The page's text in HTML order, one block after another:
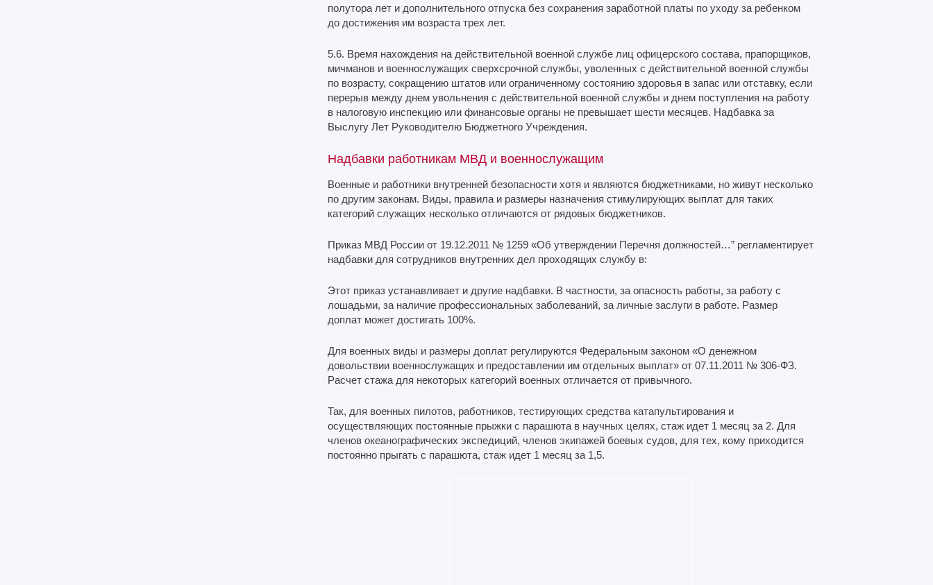
полутора лет и дополнительного отпуска без сохранения заработной платы по уходу за ребенком
до достижения им возраста трех лет.
5.6. Время нахождения на действительной военной службе лиц офицерского состава, прапорщиков,
мичманов и военнослужащих сверхсрочной службы, уволенных с действительной военной службы
по возрасту, сокращению штатов или ограниченному состоянию здоровья в запас или отставку, если
перерыв между днем увольнения с действительной военной службы и днем поступления на работу
в налоговую инспекцию или финансовые органы не превышает шести месяцев. Надбавка за
Выслугу Лет Руководителю Бюджетного Учреждения.
Надбавки работникам МВД и военнослужащим
Военные и работники внутренней безопасности хотя и являются бюджетниками, но живут несколько
по другим законам. Виды, правила и размеры назначения стимулирующих выплат для таких
категорий служащих несколько отличаются от рядовых бюджетников.
Приказ МВД России от 19.12.2011 № 1259 «Об утверждении Перечня должностей…” регламентирует
надбавки для сотрудников внутренних дел проходящих службу в:
Этот приказ устанавливает и другие надбавки. В частности, за опасность работы, за работу с
лошадьми, за наличие профессиональных заболеваний, за личные заслуги в работе. Размер
доплат может достигать 100%.
Для военных виды и размеры доплат регулируются Федеральным законом «О денежном
довольствии военнослужащих и предоставлении им отдельных выплат» от 07.11.2011 № 306-ФЗ.
Расчет стажа для некоторых категорий военных отличается от привычного.
Так, для военных пилотов, работников, тестирующих средства катапультирования и
осуществляющих постоянные прыжки с парашюта в научных целях, стаж идет 1 месяц за 2. Для
членов океанографических экспедиций, членов экипажей боевых судов, для тех, кому приходится
постоянно прыгать с парашюта, стаж идет 1 месяц за 1,5.